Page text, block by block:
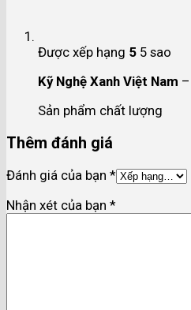
Được xếp hạng 5 5 sao
Kỹ Nghệ Xanh Việt Nam –
Sản phẩm chất lượng
Thêm đánh giá
Đánh giá của bạn *
Nhận xét của bạn *